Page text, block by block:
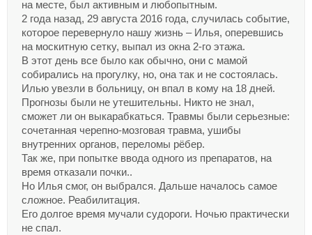
на месте, был активным и любопытным.
2 года назад, 29 августа 2016 года, случилась событие,
которое перевернуло нашу жизнь – Илья, оперевшись
на москитную сетку, выпал из окна 2-го этажа.
В этот день все было как обычно, они с мамой
собирались на прогулку, но, она так и не состоялась.
Илью увезли в больницу, он впал в кому на 18 дней.
Прогнозы были не утешительны. Никто не знал,
сможет ли он выкарабкаться. Травмы были серьезные:
сочетанная черепно-мозговая травма, ушибы
внутренних органов, переломы рёбер.
Так же, при попытке ввода одного из препаратов, на
время отказали почки..
Но Илья смог, он выбрался. Дальше началось самое
сложное. Реабилитация.
Его долгое время мучали судороги. Ночью практически
не спал.